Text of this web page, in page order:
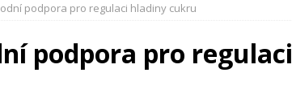
vás bude bavit minimálně 200 hodin
není jen detail
snižuje produktivitu. Co s tím ZAJÍMAVOSTI
podpora pro regulaci hladiny cukru
podpora pro regulaci